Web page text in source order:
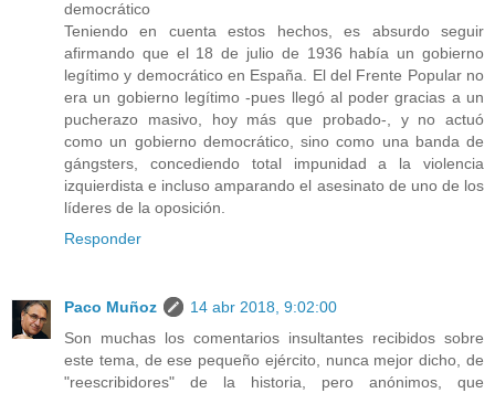
democrático
Teniendo en cuenta estos hechos, es absurdo seguir
afirmando que el 18 de julio de 1936 había un gobierno
legítimo y democrático en España. El del Frente Popular no
era un gobierno legítimo -pues llegó al poder gracias a un
pucherazo masivo, hoy más que probado-, y no actuó
como un gobierno democrático, sino como una banda de
gángsters, concediendo total impunidad a la violencia
izquierdista e incluso amparando el asesinato de uno de los
líderes de la oposición.
Responder
Paco Muñoz
14 abr 2018, 9:02:00
Son muchas los comentarios insultantes recibidos sobre
este tema, de ese pequeño ejército, nunca mejor dicho, de
"reescribidores" de la historia, pero anónimos, que